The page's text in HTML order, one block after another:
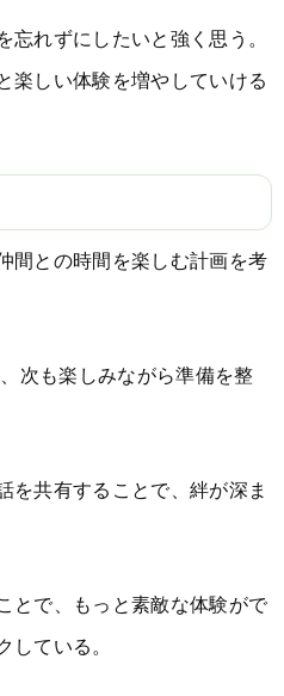
忘れずにしたいと強く思う。
楽しい体験を増やしていける
間との時間を楽しむ計画を考
次も楽しみながら準備を整
を共有することで、絆が深ま
とで、もっと素敵な体験がで
している。